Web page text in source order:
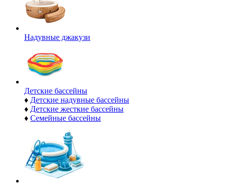
Надувные джакузи
Детские бассейны
♦ Детские надувные бассейны
♦ Детские жесткие бассейны
♦ Семейные бассейны